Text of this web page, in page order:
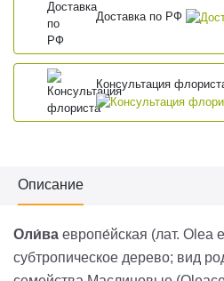
Доставка по РФ
Консультация
Описание
Оли́ва европе́йская (лат. Olea
субтропическое дерево; вид